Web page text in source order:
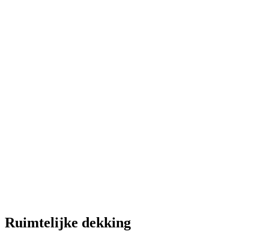
Ruimtelijke dekking